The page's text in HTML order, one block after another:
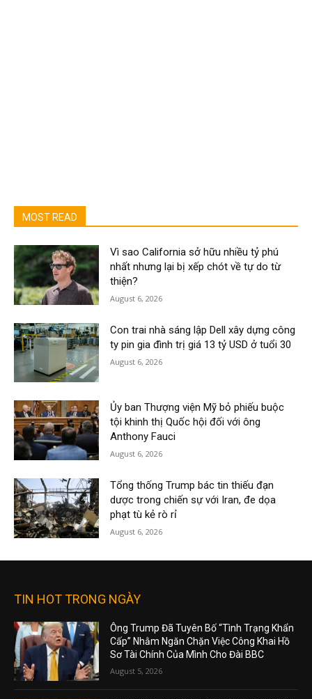
MOST READ
Vì sao California sở hữu nhiều tỷ phú
nhất nhưng lại bị xếp chót về tự do từ
thiện?
August 6, 2026
Con trai nhà sáng lập Dell xây dựng công
ty pin gia đình trị giá 13 tỷ USD ở tuổi 30
August 6, 2026
Ủy ban Thượng viện Mỹ bỏ phiếu buộc
tội khinh thị Quốc hội đối với ông
Anthony Fauci
August 6, 2026
Tổng thống Trump bác tin thiếu đạn
dược trong chiến sự với Iran, đe dọa
phạt tù kẻ rò rỉ
August 6, 2026
TIN HOT TRONG NGÀY
Ông Trump Đã Tuyên Bố “Tình Trạng Khẩn
Cấp” Nhằm Ngăn Chặn Việc Công Khai Hồ
Sơ Tài Chính Của Mình Cho Đài BBC
August 5, 2026